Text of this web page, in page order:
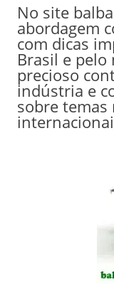
No site
abordagem
com dicas
Brasil e
precioso
indústria e
sobre temas